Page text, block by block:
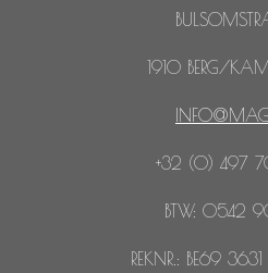
1910 BERG/
+32 (0) 497
BTW: 0542
REKNR.: BE69